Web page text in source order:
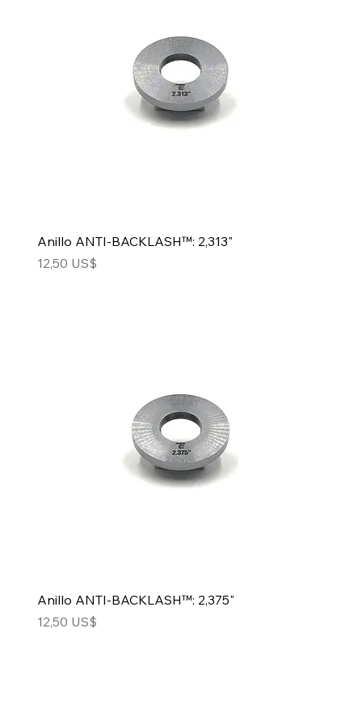
Anillo ANTI-BACKLASH™: 2,313"
Precio
12,50 US$
Anillo ANTI-BACKLASH™: 2,375"
Precio
12,50 US$